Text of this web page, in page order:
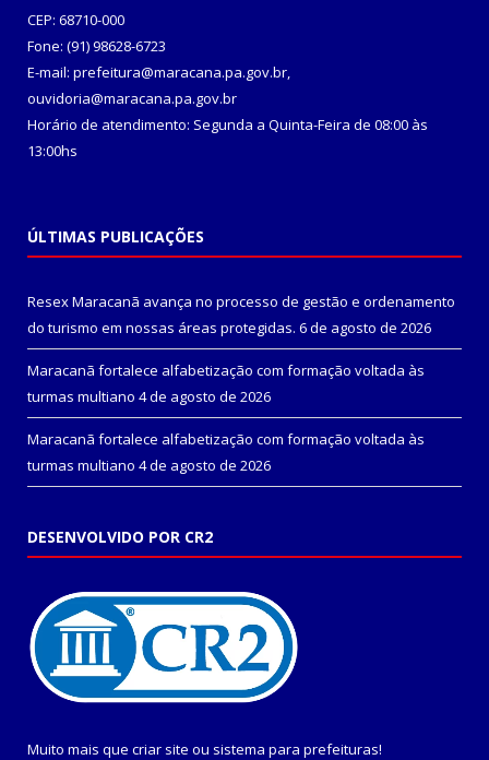
CEP: 68710-000
Fone: (91) 98628-6723
E-mail: prefeitura@maracana.pa.gov.br,
ouvidoria@maracana.pa.gov.br
Horário de atendimento: Segunda a Quinta-Feira de 08:00 às
13:00hs
ÚLTIMAS PUBLICAÇÕES
Resex Maracanã avança no processo de gestão e ordenamento
do turismo em nossas áreas protegidas. 6 de agosto de 2026
Maracanã fortalece alfabetização com formação voltada às
turmas multiano 4 de agosto de 2026
Maracanã fortalece alfabetização com formação voltada às
turmas multiano 4 de agosto de 2026
DESENVOLVIDO POR CR2
Muito mais que criar site ou sistema para prefeituras!